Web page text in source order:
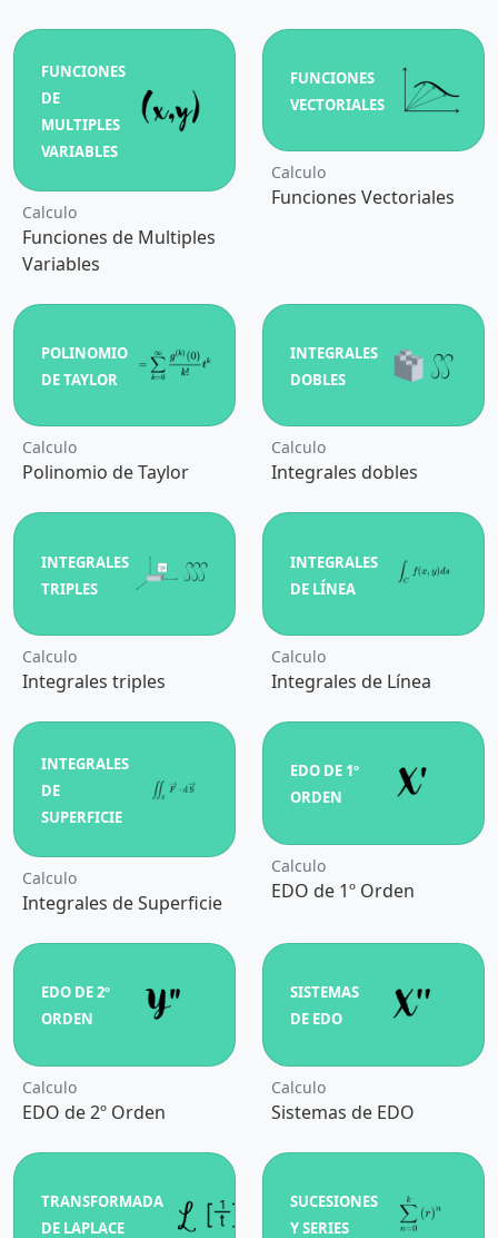
FUNCIONES
DE
MULTIPLES
VARIABLES
Calculo
Funciones de Multiples
Variables
FUNCIONES
VECTORIALES
Calculo
Funciones Vectoriales
POLINOMIO
DE TAYLOR
Calculo
Polinomio de Taylor
INTEGRALES
DOBLES
Calculo
Integrales dobles
INTEGRALES
TRIPLES
Calculo
Integrales triples
INTEGRALES
DE LÍNEA
Calculo
Integrales de Línea
INTEGRALES
DE
SUPERFICIE
Calculo
Integrales de Superficie
EDO DE 1º
ORDEN
Calculo
EDO de 1º Orden
EDO DE 2º
ORDEN
Calculo
EDO de 2º Orden
SISTEMAS
DE EDO
Calculo
Sistemas de EDO
TRANSFORMADA
DE LAPLACE
SUCESIONES
Y SERIES